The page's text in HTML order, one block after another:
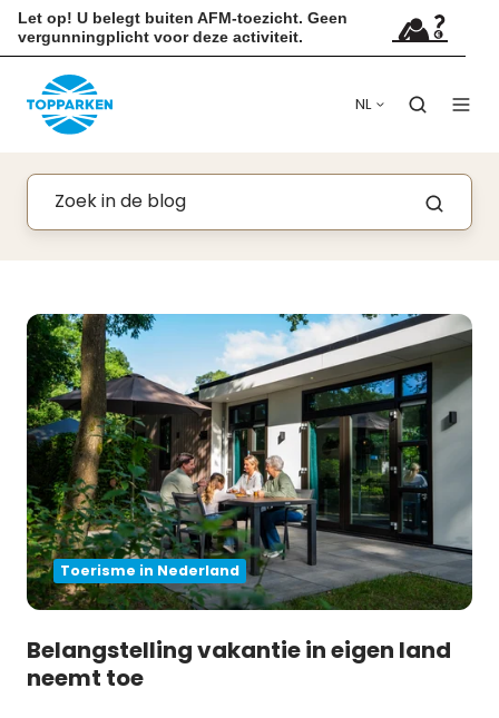
Let op! U belegt buiten AFM-toezicht. Geen
vergunningplicht voor deze activiteit.
NL
Toerisme in Nederland
Belangstelling vakantie in eigen land
neemt toe
Toerisme in Nederland